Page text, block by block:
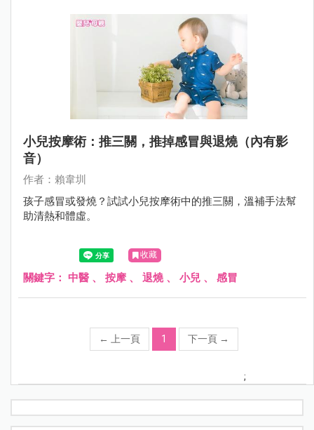
小兒按摩術：推三關，推掉感冒與退燒（內有影
音）
作者：賴韋圳
孩子感冒或發燒？試試小兒按摩術中的推三關，溫補手法幫
助清熱和體虛。
收藏
關鍵字： 中醫 、 按摩 、 退燒、 小兒 、 感冒
← 上一頁 1 下一頁 →
;